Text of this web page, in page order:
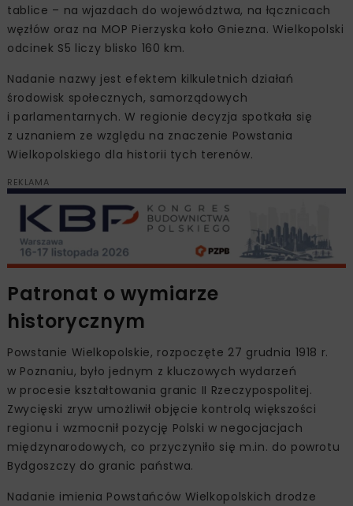
tablice – na wjazdach do województwa, na łącznicach
węzłów oraz na MOP Pierzyska koło Gniezna. Wielkopolski
odcinek S5 liczy blisko 160 km.
Nadanie nazwy jest efektem kilkuletnich działań
środowisk społecznych, samorządowych
i parlamentarnych. W regionie decyzja spotkała się
z uznaniem ze względu na znaczenie Powstania
Wielkopolskiego dla historii tych terenów.
REKLAMA
Patronat o wymiarze
historycznym
Powstanie Wielkopolskie, rozpoczęte 27 grudnia 1918 r.
w Poznaniu, było jednym z kluczowych wydarzeń
w procesie kształtowania granic II Rzeczypospolitej.
Zwycięski zryw umożliwił objęcie kontrolą większości
regionu i wzmocnił pozycję Polski w negocjacjach
międzynarodowych, co przyczyniło się m.in. do powrotu
Bydgoszczy do granic państwa.
Nadanie imienia Powstańców Wielkopolskich drodze